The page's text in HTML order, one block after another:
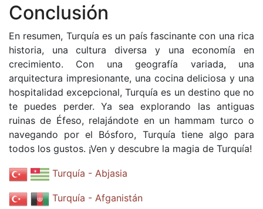
Conclusión
En resumen, Turquía es un país fascinante con una rica
historia, una cultura diversa y una economía en
crecimiento. Con una geografía variada, una
arquitectura impresionante, una cocina deliciosa y una
hospitalidad excepcional, Turquía es un destino que no
te puedes perder. Ya sea explorando las antiguas
ruinas de Éfeso, relajándote en un hammam turco o
navegando por el Bósforo, Turquía tiene algo para
todos los gustos. ¡Ven y descubre la magia de Turquía!
Turquía - Abjasia
Turquía - Afganistán